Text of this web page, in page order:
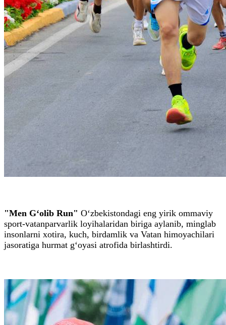
"Men G‘olib Run" O‘zbekistondagi eng yirik ommaviy
sport-vatanparvarlik loyihalaridan biriga aylanib, minglab
insonlarni xotira, kuch, birdamlik va Vatan himoyachilari
jasoratiga hurmat g‘oyasi atrofida birlashtirdi.